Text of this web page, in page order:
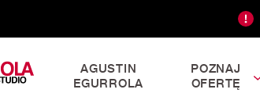
AGUSTIN
EGURROLA
POZNAJ
OFERTĘ